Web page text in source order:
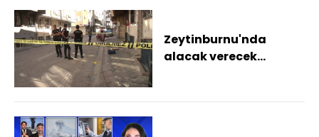
Zeytinburnu'nda
alacak verecek